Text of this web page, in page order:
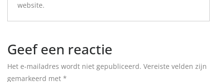
website.
Geef een reactie
Het e-mailadres wordt niet gepubliceerd. Vereiste velden zijn
gemarkeerd met *